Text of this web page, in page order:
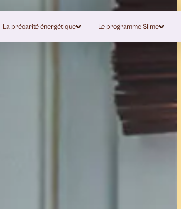
La précarité énergétique Le programme Slime